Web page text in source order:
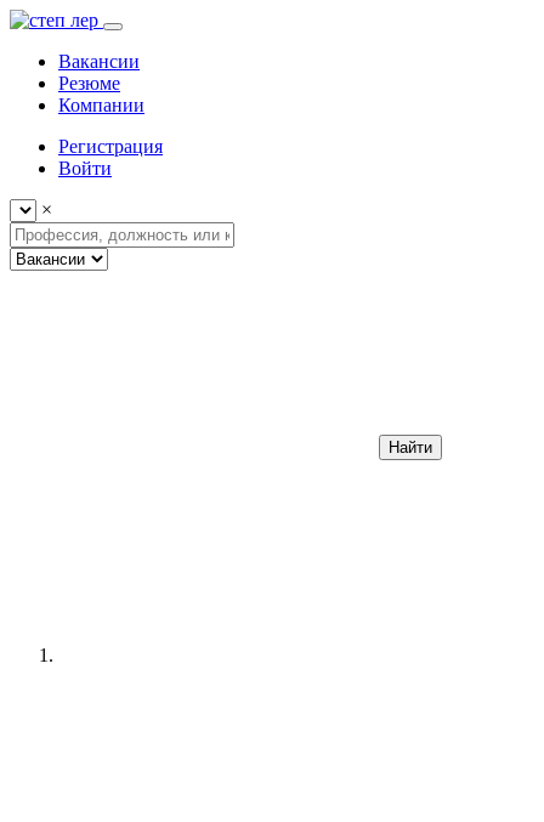
Вакансии
Резюме
Компании
Регистрация
Войти
×
Найти